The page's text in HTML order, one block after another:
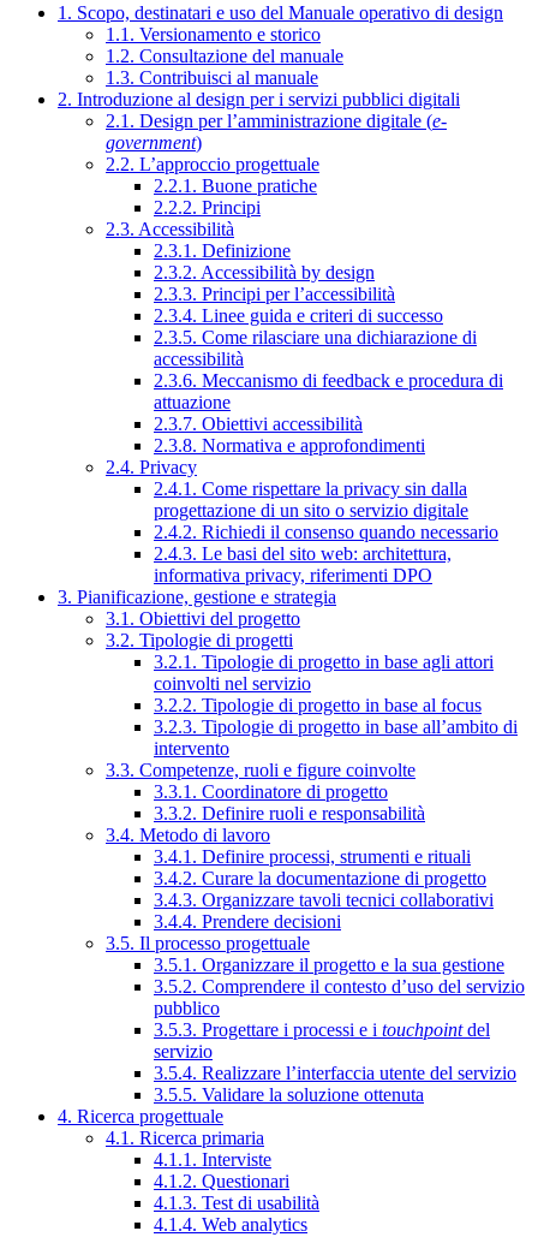
1. Scopo, destinatari e uso del Manuale operativo di design
1.1. Versionamento e storico
1.2. Consultazione del manuale
1.3. Contribuisci al manuale
2. Introduzione al design per i servizi pubblici digitali
2.1. Design per l’amministrazione digitale (e-
government)
2.2. L’approccio progettuale
2.2.1. Buone pratiche
2.2.2. Principi
2.3. Accessibilità
2.3.1. Definizione
2.3.2. Accessibilità by design
2.3.3. Principi per l’accessibilità
2.3.4. Linee guida e criteri di successo
2.3.5. Come rilasciare una dichiarazione di
accessibilità
2.3.6. Meccanismo di feedback e procedura di
attuazione
2.3.7. Obiettivi accessibilità
2.3.8. Normativa e approfondimenti
2.4. Privacy
2.4.1. Come rispettare la privacy sin dalla
progettazione di un sito o servizio digitale
2.4.2. Richiedi il consenso quando necessario
2.4.3. Le basi del sito web: architettura,
informativa privacy, riferimenti DPO
3. Pianificazione, gestione e strategia
3.1. Obiettivi del progetto
3.2. Tipologie di progetti
3.2.1. Tipologie di progetto in base agli attori
coinvolti nel servizio
3.2.2. Tipologie di progetto in base al focus
3.2.3. Tipologie di progetto in base all’ambito di
intervento
3.3. Competenze, ruoli e figure coinvolte
3.3.1. Coordinatore di progetto
3.3.2. Definire ruoli e responsabilità
3.4. Metodo di lavoro
3.4.1. Definire processi, strumenti e rituali
3.4.2. Curare la documentazione di progetto
3.4.3. Organizzare tavoli tecnici collaborativi
3.4.4. Prendere decisioni
3.5. Il processo progettuale
3.5.1. Organizzare il progetto e la sua gestione
3.5.2. Comprendere il contesto d’uso del servizio
pubblico
3.5.3. Progettare i processi e i touchpointdel
servizio
3.5.4. Realizzare l’interfaccia utente del servizio
3.5.5. Validare la soluzione ottenuta
4. Ricerca progettuale
4.1. Ricerca primaria
4.1.1. Interviste
4.1.2. Questionari
4.1.3. Test di usabilità
4.1.4. Web analytics